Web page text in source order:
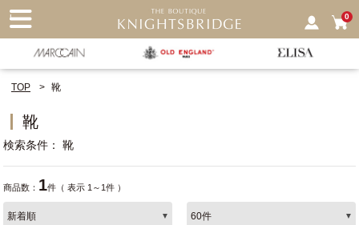
0
TOP 靴
靴
検索条件 靴
商品数： 1件（ 表示 1～1件 ）